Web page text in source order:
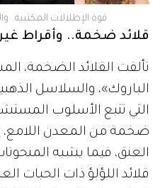
قوة الإطلالات المكتبية..
قلائد ضخمة.. وأقراط
تألقت القلائد الضخمة،
الباروك»، والسلاسل
التي تتبع الأسلوب
ضخمة من المعدن اللامع،
العنق، فيما يشبه
قلائد اللؤلؤ ذات الحبات